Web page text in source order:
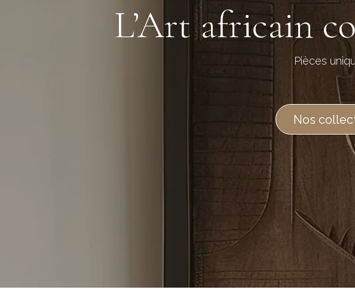
L’Art africain
Pièces
Nos